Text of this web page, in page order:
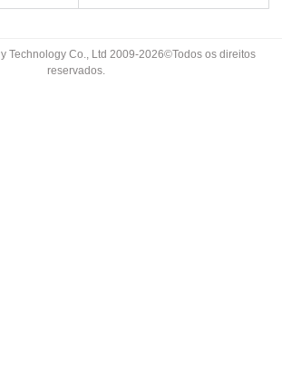
Technology Co., Ltd 2009-2026©Todos os direitos
reservados.